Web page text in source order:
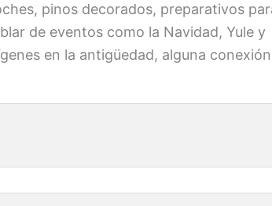
pinos decorados, preparativos
de eventos como la Navidad, Yule y
en la antigüedad, alguna conexión